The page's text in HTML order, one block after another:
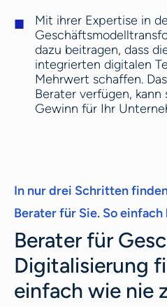
Mit ihrer Expertise in
dazu beitragen, dass
integrierten digitalen
Mehrwert schaffen.
Berater verfügen, kann
Gewinn für Ihr
In nur drei Schritten
Berater für Sie. So einfach
Berater für
Digitalisierung
einfach wie nie